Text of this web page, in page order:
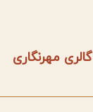
گالری مهرنگاری